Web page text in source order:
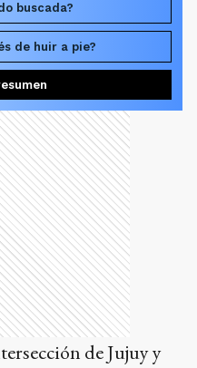
buscada?
de huir a pie?
de Jujuy y